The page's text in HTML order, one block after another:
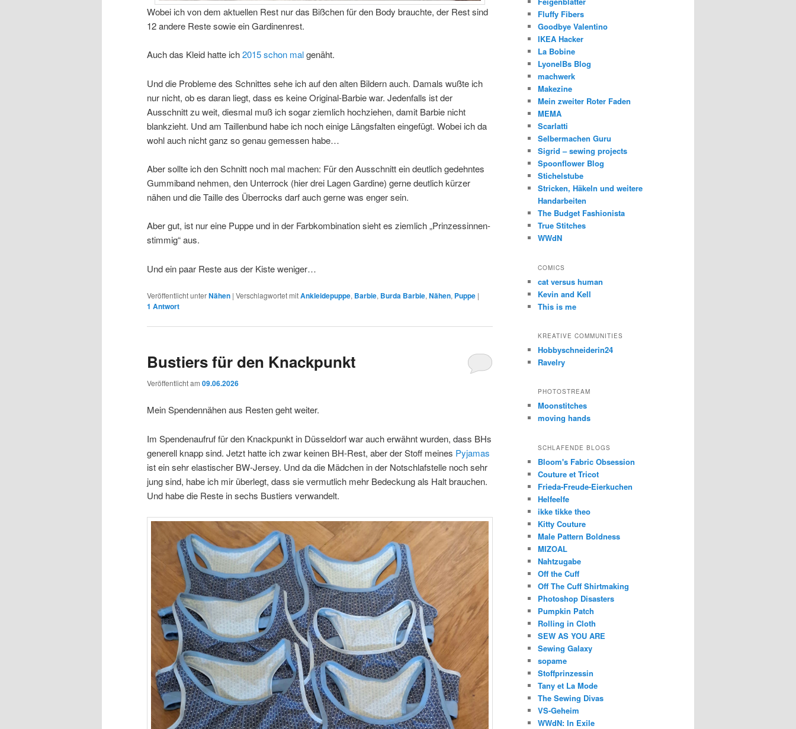
Wobei ich von dem aktuellen Rest nur das Bißchen für den Body brauchte, der Rest sind
12 andere Reste sowie ein Gardinenrest.
Auch das Kleid hatte ich2015 schon malgenäht.
Und die Probleme des Schnittes sehe ich auf den alten Bildern auch. Damals wußte ich
nur nicht, ob es daran liegt, dass es keine Original-Barbie war. Jedenfalls ist der
Ausschnitt zu weit, diesmal muß ich sogar ziemlich hochziehen, damit Barbie nicht
blankzieht. Und am Taillenbund habe ich noch einige Längsfalten eingefügt. Wobei ich da
wohl auch nicht ganz so genau gemessen habe…
Aber sollte ich den Schnitt noch mal machen: Für den Ausschnitt ein deutlich gedehntes
Gummiband nehmen, den Unterrock (hier drei Lagen Gardine) gerne deutlich kürzer
nähen und die Taille des Überrocks darf auch gerne was enger sein.
Aber gut, ist nur eine Puppe und in der Farbkombination sieht es ziemlich „Prinzessinnen-
stimmig“ aus.
Und ein paar Reste aus der Kiste weniger…
Veröffentlicht unterNähen | Verschlagwortet mitAnkleidepuppe, Barbie, Burda Barbie, Nähen, Puppe |
1 Antwort
Bustiers für den Knackpunkt
Veröffentlicht am 09.06.2026
Mein Spendennähen aus Resten geht weiter.
Im Spendenaufruf für den Knackpunkt in Düsseldorf war auch erwähnt wurden, dass BHs
generell knapp sind. Jetzt hatte ich zwar keinen BH-Rest, aber der Stoff meines Pyjamas
ist ein sehr elastischer BW-Jersey. Und da die Mädchen in der Notschlafstelle noch sehr
jung sind, habe ich mir überlegt, dass sie vermutlich mehr Bedeckung als Halt brauchen.
Und habe die Reste in sechs Bustiers verwandelt.
Fluffy Fibers
Goodbye Valentino
IKEA Hacker
La Bobine
LyonelBs Blog
machwerk
Makezine
Mein zweiter Roter Faden
MEMA
Scarlatti
Selbermachen Guru
Sigrid – sewing projects
Spoonflower Blog
Stichelstube
Stricken, Häkeln und weitere
Handarbeiten
The Budget Fashionista
True Stitches
WWdN
COMICS
cat versus human
Kevin and Kell
This is me
KREATIVE COMMUNITIES
Hobbyschneiderin24
Ravelry
PHOTOSTREAM
Moonstitches
moving hands
SCHLAFENDE BLOGS
Bloom's Fabric Obsession
Couture et Tricot
Frieda-Freude-Eierkuchen
Helfeelfe
ikke tikke theo
Kitty Couture
Male Pattern Boldness
MIZOAL
Nahtzugabe
Off the Cuff
Off The Cuff Shirtmaking
Photoshop Disasters
Pumpkin Patch
Rolling in Cloth
SEW AS YOU ARE
Sewing Galaxy
sopame
Stoffprinzessin
Tany et La Mode
The Sewing Divas
VS-Geheim
WWdN: In Exile